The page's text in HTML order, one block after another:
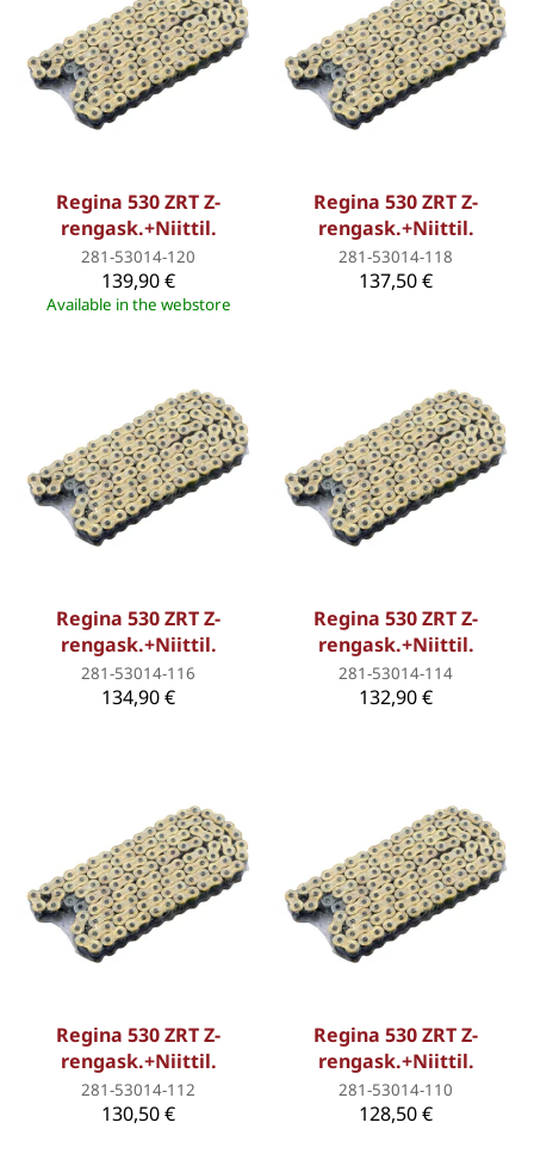
Regina 530 ZRT Z-
rengask.+Niittil.
281-53014-120
139,90 €
Available in the webstore
Regina 530 ZRT Z-
rengask.+Niittil.
281-53014-118
137,50 €
Regina 530 ZRT Z-
rengask.+Niittil.
281-53014-116
134,90 €
Regina 530 ZRT Z-
rengask.+Niittil.
281-53014-114
132,90 €
Regina 530 ZRT Z-
rengask.+Niittil.
281-53014-112
130,50 €
Regina 530 ZRT Z-
rengask.+Niittil.
281-53014-110
128,50 €